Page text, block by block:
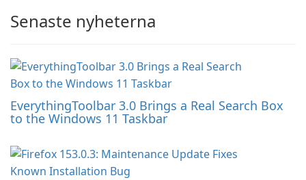
Senaste nyheterna
EverythingToolbar 3.0 Brings a Real Search Box
to the Windows 11 Taskbar